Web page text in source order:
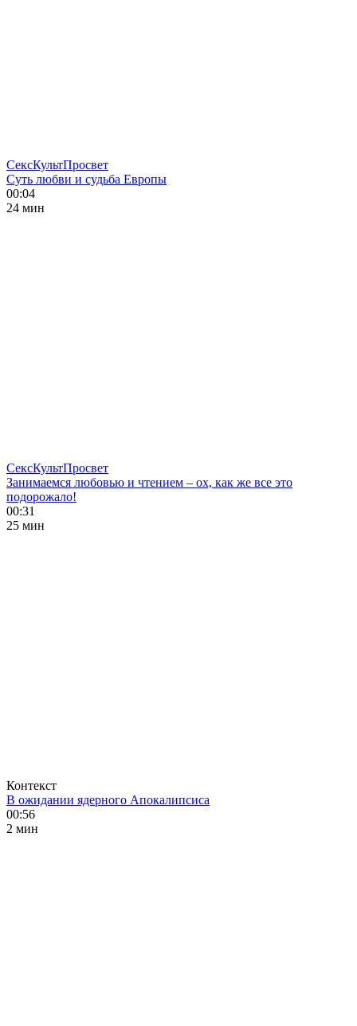
СексКультПросвет
Суть любви и судьба Европы
00:04
24 мин
СексКультПросвет
Занимаемся любовью и чтением – ох, как же все это
подорожало!
00:31
25 мин
Контекст
В ожидании ядерного Апокалипсиса
00:56
2 мин